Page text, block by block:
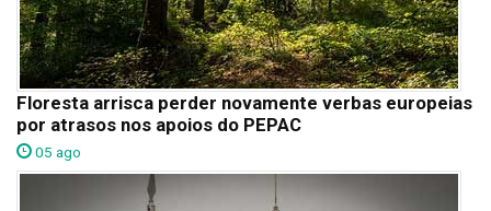
Floresta arrisca perder novamente verbas europeias
por atrasos nos apoios do PEPAC
05 ago